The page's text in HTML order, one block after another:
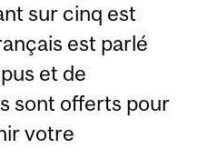
sur cinq est
est parlé
et de
sont offerts pour
votre